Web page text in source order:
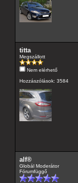
titta
Megszállott
Nem elérhető
Hozzászólások: 3584
alf®
Globál Moderátor
Fórumfüggő